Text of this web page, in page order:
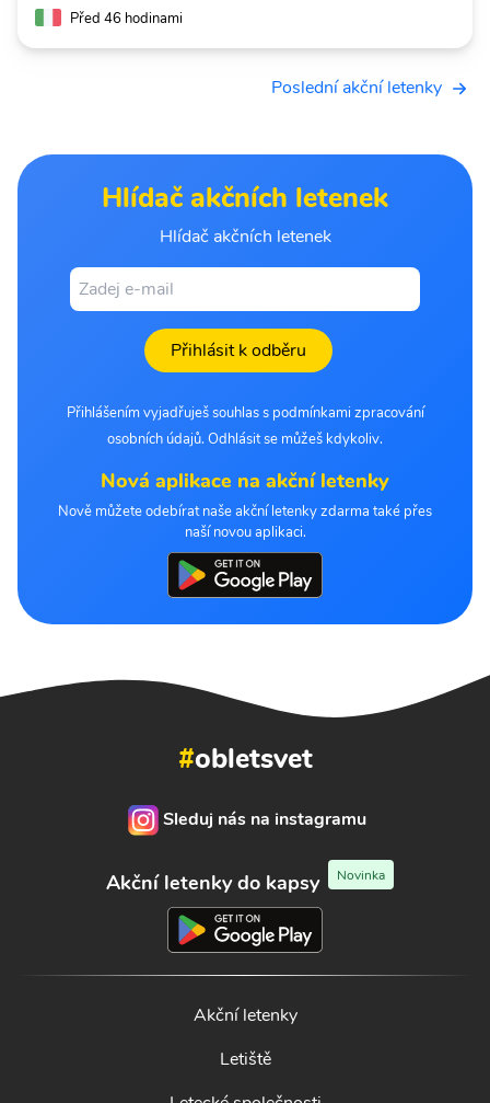
Před 46 hodinami
Poslední akční letenky
Hlídač akčních letenek
Hlídač akčních letenek
Přihlásit k odběru
Přihlášením vyjadřuješ souhlas s podmínkami zpracování
osobních údajů. Odhlásit se můžeš kdykoliv.
Nová aplikace na akční letenky
Nově můžete odebírat naše akční letenky zdarma také přes
naší novou aplikaci.
#obletsvet
Sleduj nás na instagramu
Akční letenky do kapsy Novinka
Akční letenky
Letiště